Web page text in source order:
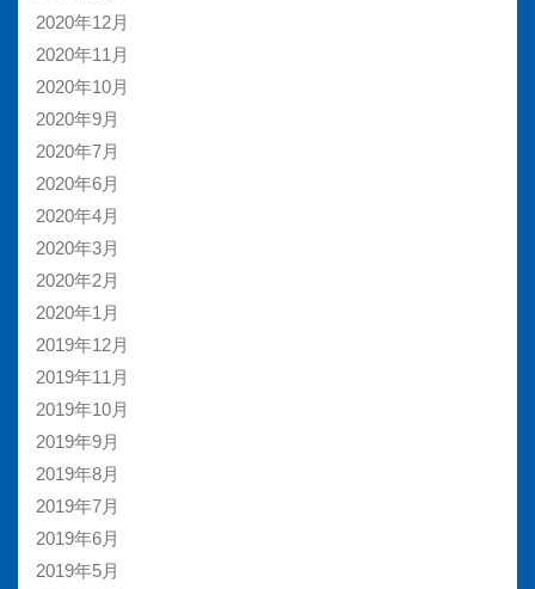
2020年12月
2020年11月
2020年10月
2020年9月
2020年7月
2020年6月
2020年4月
2020年3月
2020年2月
2020年1月
2019年12月
2019年11月
2019年10月
2019年9月
2019年8月
2019年7月
2019年6月
2019年5月